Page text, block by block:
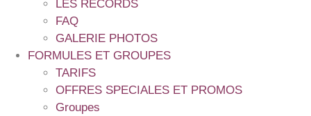
LES RECORDS
FAQ
GALERIE PHOTOS
FORMULES ET GROUPES
TARIFS
OFFRES SPECIALES ET PROMOS
Groupes